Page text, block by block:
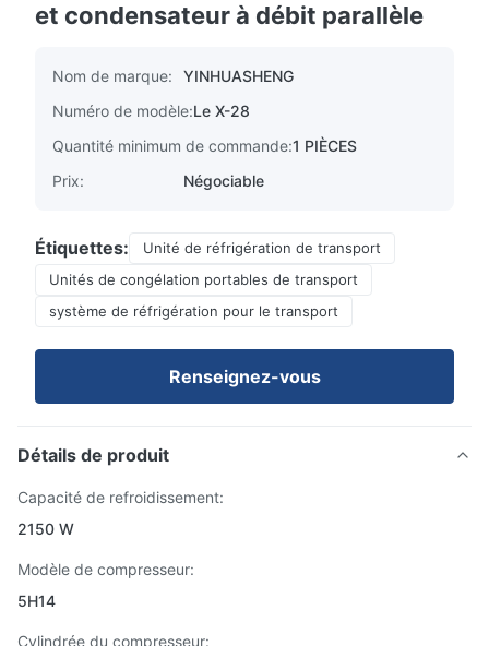
et condensateur à débit parallèle
Nom de marque:
YINHUASHENG
Numéro de modèle:Le X-28
Quantité minimum de commande:1 PIÈCES
Prix:
Négociable
Étiquettes:
Unité de réfrigération de transport
Unités de congélation portables de transport
système de réfrigération pour le transport
Renseignez-vous
Détails de produit
Capacité de refroidissement:
2150 W
Modèle de compresseur:
5H14
Cylindrée du compresseur: